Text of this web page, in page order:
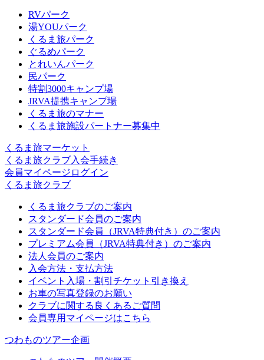
RVパーク
湯YOUパーク
くるま旅パーク
ぐるめパーク
とれいんパーク
民パーク
特割3000キャンプ場
JRVA提携キャンプ場
くるま旅のマナー
くるま旅施設パートナー募集中
くるま旅マーケット
くるま旅クラブ入会手続き
会員マイページログイン
くるま旅クラブ
くるま旅クラブのご案内
スタンダード会員のご案内
スタンダード会員（JRVA特典付き）のご案内
プレミアム会員（JRVA特典付き）のご案内
法人会員のご案内
入会方法・支払方法
イベント入場・割引チケット引き換え
お車の写真登録のお願い
クラブに関する良くあるご質問
会員専用マイページはこちら
つわものツアー企画